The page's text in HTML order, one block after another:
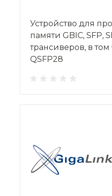
Устройство для
памяти GBIC, SFP,
трансиверов, в
QSFP28